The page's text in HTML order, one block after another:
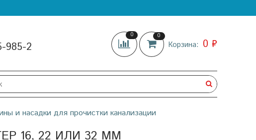
985-2
0 0
Корзина: 0 ₽
и насадки для прочистки канализации
16, 22 ИЛИ 32 ММ